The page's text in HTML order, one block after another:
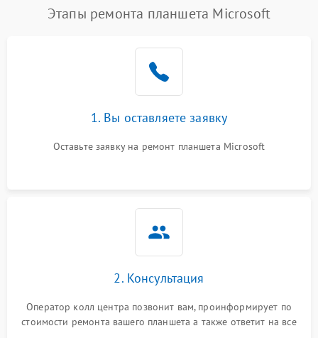
Этапы ремонта планшета Microsoft
1. Вы оставляете заявку
Оставьте заявку на ремонт планшета Microsoft
2. Консультация
Оператор колл центра позвонит вам, проинформирует по
стоимости ремонта вашего планшета а также ответит на все